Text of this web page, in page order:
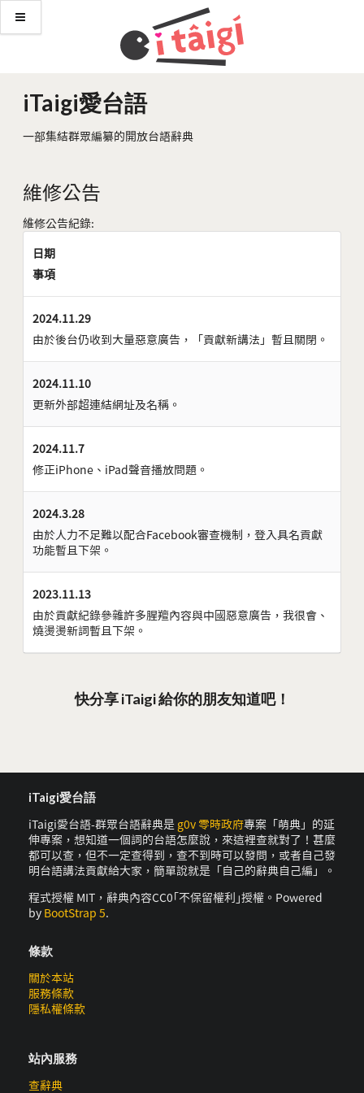
iTaigi愛台語
一部集結群眾編纂的開放台語辭典
維修公告
維修公告紀錄:
日期
事項
2024.11.29
由於後台仍收到大量惡意廣告，「貢獻新講法」暫且關閉。
2024.11.10
更新外部超連結網址及名稱。
2024.11.7
修正iPhone、iPad聲音播放問題。
2024.3.28
由於人力不足難以配合Facebook審查機制，登入具名貢獻
功能暫且下架。
2023.11.13
由於貢獻紀錄參雜許多腥羶內容與中國惡意廣告，我很會、
燒燙燙新詞暫且下架。
快分享 iTaigi 給你的朋友知道吧！
iTaigi愛台語
iTaigi愛台語-群眾台語辭典是 g0v 零時政府專案「萌典」的延
伸專案，想知道一個詞的台語怎麼說，來這裡查就對了！甚麼
都可以查，但不一定查得到，查不到時可以發問，或者自己發
明台語講法貢獻給大家，簡單說就是「自己的辭典自己編」。
程式授權 MIT，辭典內容CC0｢不保留權利｣授權。Powered
by BootStrap 5.
條款
關於本站
服務條款
隱私權條款
站內服務
查辭典